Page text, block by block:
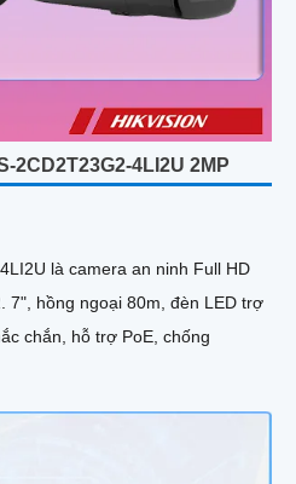
2CD2T23G2-4LI2U 2MP
là camera an ninh Full HD